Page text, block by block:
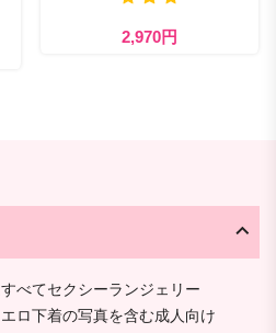
2,970円
べてセクシーランジェリー
ロ下着の写真を含む成人向け